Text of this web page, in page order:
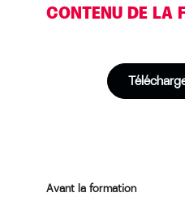
CONTENU DE LA
Avant la formation